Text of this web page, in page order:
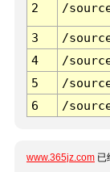
2 /
3 /
4
/
5
/
6
/
www.365jz.com 已